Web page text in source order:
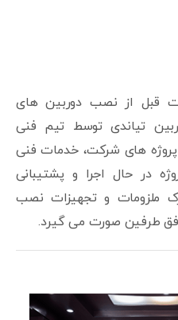
قبل از نصب دوربین های
تیاندی توسط تیم فنی
های شرکت، خدمات فنی
در حال اجرا و پشتیبانی
ملزومات و تجهیزات نصب
طرفین صورت می گیرد.